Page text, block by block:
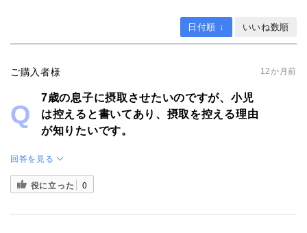
日付順 ↓ いいね数順
ご購入者様 12か月前
7歳の息子に摂取させたいのですが、小児
は控えると書いてあり、摂取を控える理由
が知りたいです。
回答を見る
役に立った 0